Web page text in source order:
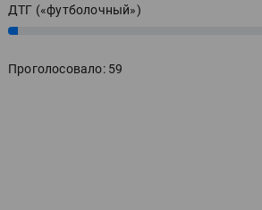
ДТГ («футболочный»)
3%
Проголосовало: 59